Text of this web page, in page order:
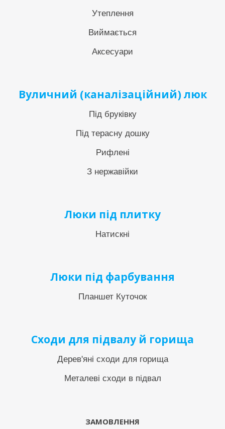
Утеплення
Виймається
Аксесуари
Вуличний (каналізаційний) люк
Під бруківку
Під терасну дошку
Рифлені
З нержавійки
Люки під плитку
Натискні
Люки під фарбування
Планшет Куточок
Сходи для підвалу й горища
Дерев'яні сходи для горища
Металеві сходи в підвал
ЗАМОВЛЕННЯ